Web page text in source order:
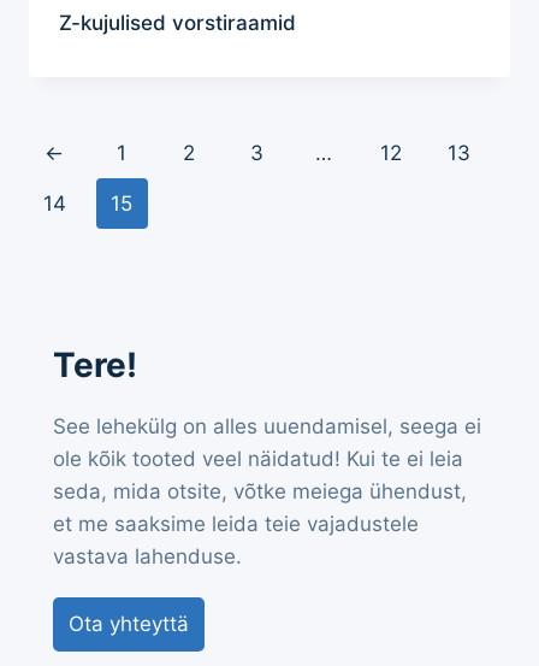
Z-kujulised vorstiraamid
← 1 2 3 … 12 13
14 15
Tere!
See lehekülg on alles uuendamisel, seega ei
ole kõik tooted veel näidatud! Kui te ei leia
seda, mida otsite, võtke meiega ühendust,
et me saaksime leida teie vajadustele
vastava lahenduse.
Ota yhteyttä